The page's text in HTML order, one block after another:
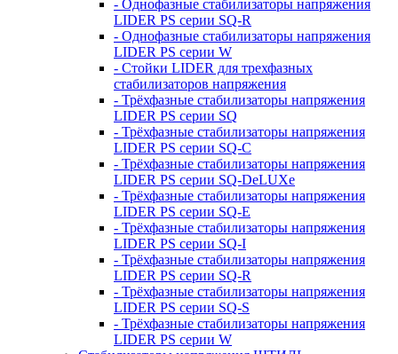
- Однофазные стабилизаторы напряжения
LIDER PS серии SQ-R
- Однофазные стабилизаторы напряжения
LIDER PS серии W
- Стойки LIDER для трехфазных
стабилизаторов напряжения
- Трёхфазные стабилизаторы напряжения
LIDER PS серии SQ
- Трёхфазные стабилизаторы напряжения
LIDER PS серии SQ-C
- Трёхфазные стабилизаторы напряжения
LIDER PS серии SQ-DeLUXe
- Трёхфазные стабилизаторы напряжения
LIDER PS серии SQ-E
- Трёхфазные стабилизаторы напряжения
LIDER PS серии SQ-I
- Трёхфазные стабилизаторы напряжения
LIDER PS серии SQ-R
- Трёхфазные стабилизаторы напряжения
LIDER PS серии SQ-S
- Трёхфазные стабилизаторы напряжения
LIDER PS серии W